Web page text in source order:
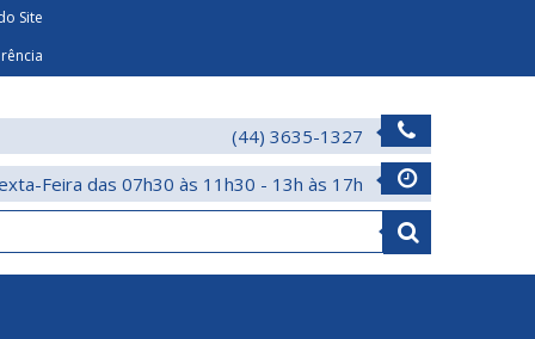
Site
(44) 3635-1327
Feira das 07h30 às 11h30 - 13h às 17h